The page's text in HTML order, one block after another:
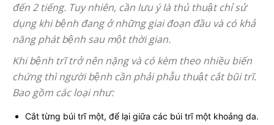
đến 2 tiếng. Tuy nhiên, cần lưu ý là thủ thuật chỉ sử
dụng khi bệnh đang ở những giai đoạn đầu và có khả
năng phát bệnh sau một thời gian.
Khi bệnh trĩ trở nên nặng và có kèm theo nhiều biến
chứng thì người bệnh cần phải phẫu thuật cắt bũi trĩ.
Bao gồm các loại như:
Cắt từng búi trĩ một, để lại giữa các búi trĩ một khoảng da.